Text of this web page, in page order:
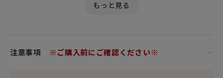
フランスらしいエレガントさと高級感に加え、「エルメス」
注意事項 ※ご購入前にご確認ください※